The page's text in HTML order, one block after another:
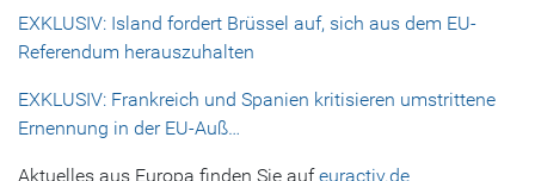
EXKLUSIV: Island fordert Brüssel auf, sich aus dem EU-
Referendum herauszuhalten
EXKLUSIV: Frankreich und Spanien kritisieren umstrittene
Ernennung in der EU-Auß…
Aktuelles aus Europa finden Sie aufeuractiv.de